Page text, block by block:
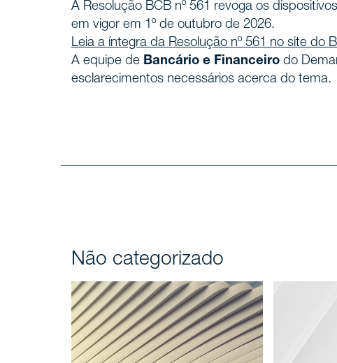
A Resolução BCB nº 561 revoga os
em vigor em 1º de outubro de 2026.
Leia a íntegra da Resolução nº 561 no site do
A equipe de Bancário e Financeiro do
esclarecimentos necessários acerca do tema.
Não categorizado